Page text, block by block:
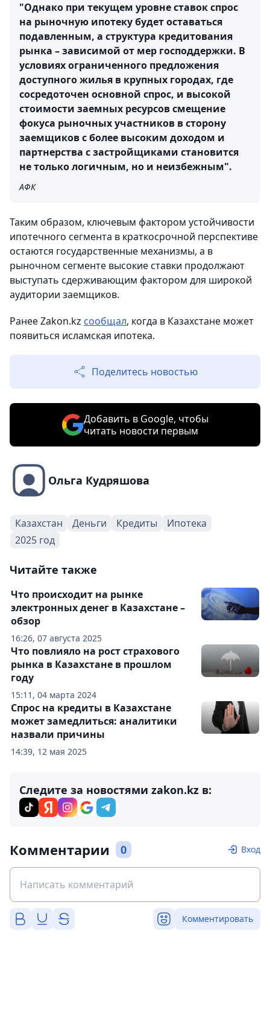
"Однако при текущем уровне ставок спрос
на рыночную ипотеку будет оставаться
подавленным, а структура кредитования
рынка – зависимой от мер господдержки. В
условиях ограниченного предложения
доступного жилья в крупных городах, где
сосредоточен основной спрос, и высокой
стоимости заемных ресурсов смещение
фокуса рыночных участников в сторону
заемщиков с более высоким доходом и
партнерства с застройщиками становится
не только логичным, но и неизбежным".
АФК
Таким образом, ключевым фактором устойчивости
ипотечного сегмента в краткосрочной перспективе
остаются государственные механизмы, а в
рыночном сегменте высокие ставки продолжают
выступать сдерживающим фактором для широкой
аудитории заемщиков.
Ранее Zakon.kz сообщал, когда в Казахстане может
появиться исламская ипотека.
Поделитесь новостью
Добавить в Google, чтобы
читать новости первым
Ольга Кудряшова
Казахстан Деньги Кредиты
Ипотека
2025 год
Читайте также
16:26, 07 августа 2025
Что происходит на рынке
электронных денег в Казахстане –
обзор
15:11, 04 марта 2024
Что повлияло на рост страхового
рынка в Казахстане в прошлом
году
14:39, 12 мая 2025
Спрос на кредиты в Казахстане
может замедлиться: аналитики
назвали причины
Следите за новостями zakon.kz в:
Комментарии 0 Вход
Комментировать